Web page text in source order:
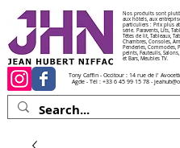
Nos produits sont
aux hôtels, aux
particuliers : Prix plus
série. Paravents, Lits,
Têtes de lit, Tableaux,
Chambres, Consoles,
Penderies, Commodes,
peints, Fauteuils,
et Bars, Meubles TV.
Tony Caffin - Occitour : 14 rue de l'
Agde - Tél : +33 6 45 99 15 78-